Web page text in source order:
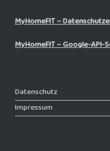
MyHomeFIT –
MyHomeFIT – Google-
Datenschutz
Impressum